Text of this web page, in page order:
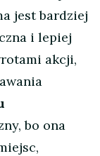
jest bardziej
i lepiej
akcji,
bo ona